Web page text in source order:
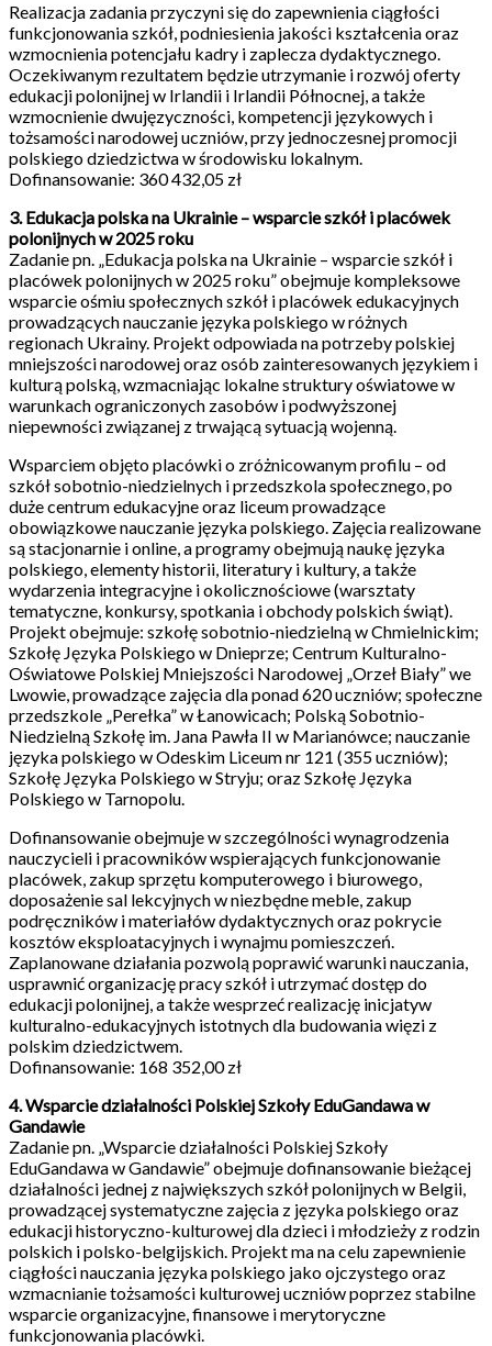
Realizacja zadania przyczyni się do zapewnienia ciągłości
funkcjonowania szkół, podniesienia jakości kształcenia oraz
wzmocnienia potencjału kadry i zaplecza dydaktycznego.
Oczekiwanym rezultatem będzie utrzymanie i rozwój oferty
edukacji polonijnej w Irlandii i Irlandii Północnej, a także
wzmocnienie dwujęzyczności, kompetencji językowych i
tożsamości narodowej uczniów, przy jednoczesnej promocji
polskiego dziedzictwa w środowisku lokalnym.
Dofinansowanie: 360 432,05 zł
3. Edukacja polska na Ukrainie – wsparcie szkół i placówek
polonijnych w 2025 roku
Zadanie pn. „Edukacja polska na Ukrainie – wsparcie szkół i
placówek polonijnych w 2025 roku” obejmuje kompleksowe
wsparcie ośmiu społecznych szkół i placówek edukacyjnych
prowadzących nauczanie języka polskiego w różnych
regionach Ukrainy. Projekt odpowiada na potrzeby polskiej
mniejszości narodowej oraz osób zainteresowanych językiem i
kulturą polską, wzmacniając lokalne struktury oświatowe w
warunkach ograniczonych zasobów i podwyższonej
niepewności związanej z trwającą sytuacją wojenną.
Wsparciem objęto placówki o zróżnicowanym profilu – od
szkół sobotnio-niedzielnych i przedszkola społecznego, po
duże centrum edukacyjne oraz liceum prowadzące
obowiązkowe nauczanie języka polskiego. Zajęcia realizowane
są stacjonarnie i online, a programy obejmują naukę języka
polskiego, elementy historii, literatury i kultury, a także
wydarzenia integracyjne i okolicznościowe (warsztaty
tematyczne, konkursy, spotkania i obchody polskich świąt).
Projekt obejmuje: szkołę sobotnio-niedzielną w Chmielnickim;
Szkołę Języka Polskiego w Dnieprze; Centrum Kulturalno-
Oświatowe Polskiej Mniejszości Narodowej „Orzeł Biały” we
Lwowie, prowadzące zajęcia dla ponad 620 uczniów; społeczne
przedszkole „Perełka” w Łanowicach; Polską Sobotnio-
Niedzielną Szkołę im. Jana Pawła II w Marianówce; nauczanie
języka polskiego w Odeskim Liceum nr 121 (355 uczniów);
Szkołę Języka Polskiego w Stryju; oraz Szkołę Języka
Polskiego w Tarnopolu.
Dofinansowanie obejmuje w szczególności wynagrodzenia
nauczycieli i pracowników wspierających funkcjonowanie
placówek, zakup sprzętu komputerowego i biurowego,
doposażenie sal lekcyjnych w niezbędne meble, zakup
podręczników i materiałów dydaktycznych oraz pokrycie
kosztów eksploatacyjnych i wynajmu pomieszczeń.
Zaplanowane działania pozwolą poprawić warunki nauczania,
usprawnić organizację pracy szkół i utrzymać dostęp do
edukacji polonijnej, a także wesprzeć realizację inicjatyw
kulturalno-edukacyjnych istotnych dla budowania więzi z
polskim dziedzictwem.
Dofinansowanie: 168 352,00 zł
4. Wsparcie działalności Polskiej Szkoły EduGandawa w
Gandawie
Zadanie pn. „Wsparcie działalności Polskiej Szkoły
EduGandawa w Gandawie” obejmuje dofinansowanie bieżącej
działalności jednej z największych szkół polonijnych w Belgii,
prowadzącej systematyczne zajęcia z języka polskiego oraz
edukacji historyczno-kulturowej dla dzieci i młodzieży z rodzin
polskich i polsko-belgijskich. Projekt ma na celu zapewnienie
ciągłości nauczania języka polskiego jako ojczystego oraz
wzmacnianie tożsamości kulturowej uczniów poprzez stabilne
wsparcie organizacyjne, finansowe i merytoryczne
funkcjonowania placówki.